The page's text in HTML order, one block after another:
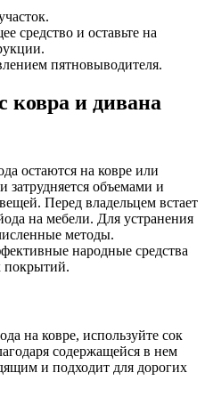
средство и оставьте на
пятновыводителя.
ковра и дивана
остаются на ковре или
затрудняется объемами и
Перед владельцем встает
на мебели. Для устранения
методы.
народные средства
покрытий.
на ковре, используйте сок
содержащейся в нем
и подходит для дорогих